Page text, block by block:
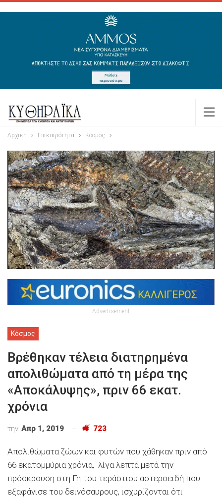
Αρχική Επικαιρότητα Κόσμος
Advertisement
Κόσμος
Βρέθηκαν τέλεια διατηρημένα
απολιθώματα από τη μέρα της
«Αποκάλυψης», πριν 66 εκατ.
χρόνια
την Απρ 1, 2019 723
Απολιθώματα ζώων και φυτών που χάθηκαν πριν από
66 εκατομμύρια χρόνια, λίγα λεπτά μετά την
πρόσκρουση στη Γη του τεράστιου αστεροειδή που
εξαφάνισε του δεινόσαυρους, ισχυρίζονται ότι